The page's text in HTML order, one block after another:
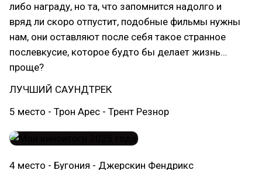
либо награду, но та, что запомнится надолго и
вряд ли скоро отпустит, подобные фильмы нужны
нам, они оставляют после себя такое странное
послевкусие, которое будто бы делает жизнь…
проще?
ЛУЧШИЙ САУНДТРЕК
5 место - Трон Арес - Трент Резнор
4 место - Бугония - Джерскин Фендрикс